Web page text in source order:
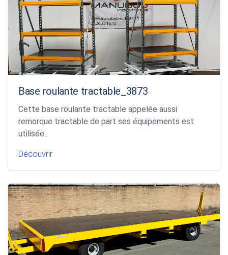
Base roulante tractable_3873
Cette base roulante tractable appelée aussi
remorque tractable de part ses équipements est
utilisée...
Découvrir